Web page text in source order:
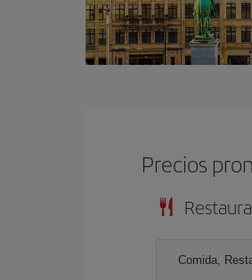
Precios
Comida,